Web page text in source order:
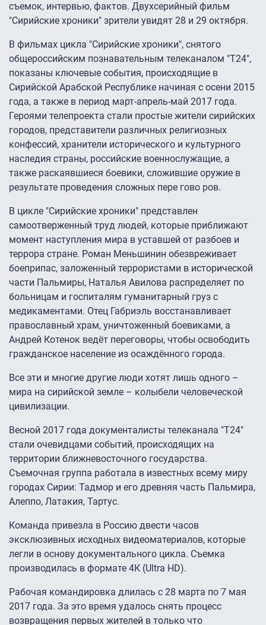
съемок, интервью, фактов. Двухсерийный фильм
"Сирийские хроники" зрители увидят 28 и 29 октября.
В фильмах цикла "Сирийские хроники", снятого
общероссийским познавательным телеканалом "Т24",
показаны ключевые события, происходящие в
Сирийской Арабской Республике начиная с осени 2015
года, а также в период март-апрель-май 2017 года.
Героями телепроекта стали простые жители сирийских
городов, представители различных религиозных
конфессий, хранители исторического и культурного
наследия страны, российские военнослужащие, а
также раскаявшиеся боевики, сложившие оружие в
результате проведения сложных пере гово ров.
В цикле "Сирийские хроники" представлен
самоотверженный труд людей, которые приближают
момент наступления мира в уставшей от разбоев и
террора стране. Роман Меньшинин обезвреживает
боеприпас, заложенный террористами в исторической
части Пальмиры, Наталья Авилова распределяет по
больницам и госпиталям гуманитарный груз с
медикаментами. Отец Габриэль восстанавливает
православный храм, уничтоженный боевиками, а
Андрей Котенок ведёт переговоры, чтобы освободить
гражданское население из осаждённого города.
Все эти и многие другие люди хотят лишь одного –
мира на сирийской земле – колыбели человеческой
цивилизации.
Весной 2017 года документалисты телеканала "Т24"
стали очевидцами событий, происходящих на
территории ближневосточного государства.
Съемочная группа работала в известных всему миру
городах Сирии: Тадмор и его древняя часть Пальмира,
Алеппо, Латакия, Тартус.
Команда привезла в Россию двести часов
эксклюзивных исходных видеоматериалов, которые
легли в основу документального цикла. Съемка
производилась в формате 4К (Ultra HD).
Рабочая командировка длилась с 28 марта по 7 мая
2017 года. За это время удалось снять процесс
возвращения первых жителей в только что